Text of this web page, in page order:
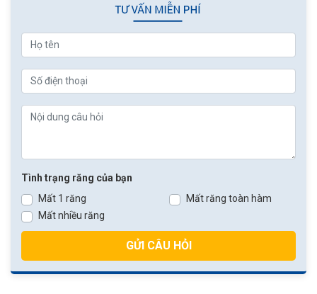
Tình trạng răng của bạn
Mất 1 răng
Mất nhiều răng
Mất răng toàn hàm
GỬI CÂU HỎI